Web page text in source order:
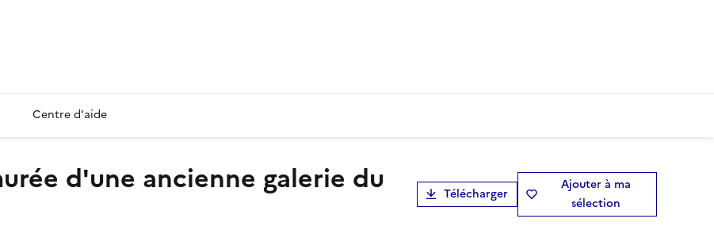
Centre d'aide
Télécharger
Ajouter à ma
sélection